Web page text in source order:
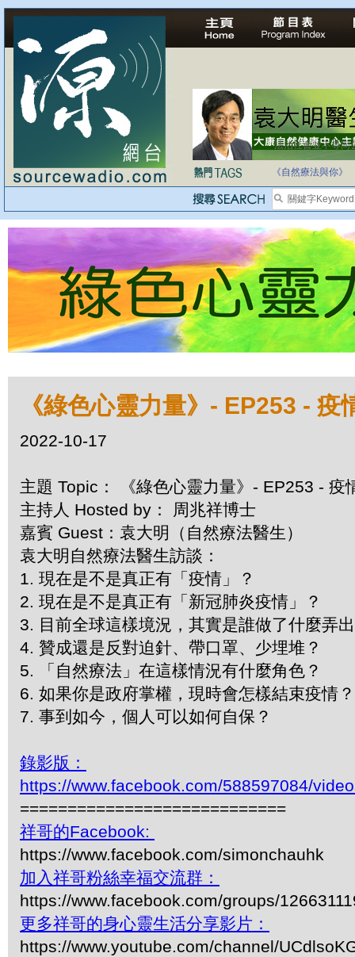
法治社會並不等同
自家教育合法化-
《自然療法與你》
《綠色心靈力量》- EP253 - 疫
2022-10-17
主題 Topic： 《綠色心靈力量》- EP253 - 疫
主持人 Hosted by： 周兆祥博士
嘉賓 Guest：袁大明（自然療法醫生）
袁大明自然療法醫生訪談：
1. 現在是不是真正有「疫情」？
2. 現在是不是真正有「新冠肺炎疫情」？
3. 目前全球這樣境況，其實是誰做了什麼弄
4. 贊成還是反對迫針、帶口罩、少埋堆？
5. 「自然療法」在這樣情況有什麼角色？
6. 如果你是政府掌權，現時會怎樣結束疫情？
7. 事到如今，個人可以如何自保？
錄影版：
https://www.facebook.com/588597084/
============================
祥哥的Facebook:
https://www.facebook.com/simonchauhk
加入祥哥粉絲幸福交流群：
https://www.facebook.com/groups/
更多祥哥的身心靈生活分享影片：
https://www.youtube.com/channel/